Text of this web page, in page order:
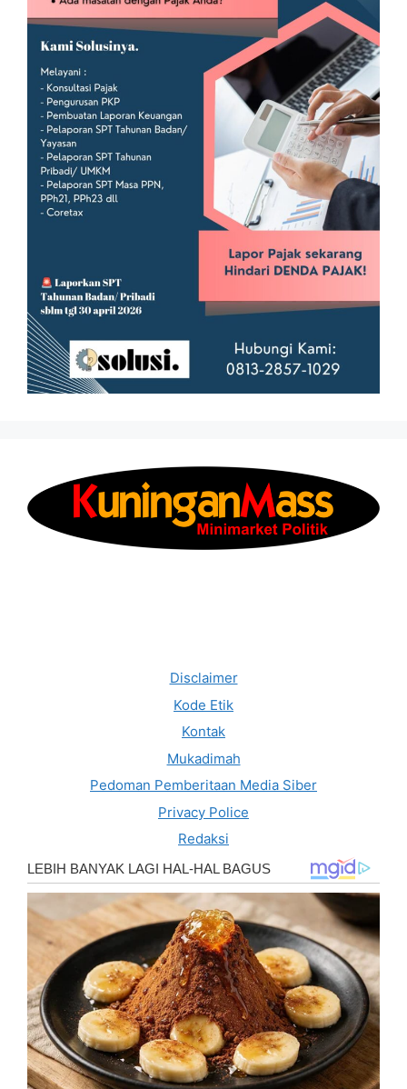
Disclaimer
Kode Etik
Kontak
Mukadimah
Pedoman Pemberitaan Media Siber
Privacy Police
Redaksi